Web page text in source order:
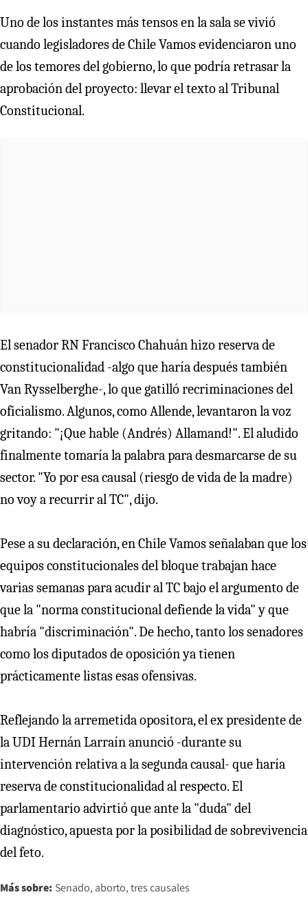
Uno de los instantes más tensos en la sala se vivió
cuando legisladores de Chile Vamos evidenciaron uno
de los temores del gobierno, lo que podría retrasar la
aprobación del proyecto: llevar el texto al Tribunal
Constitucional.
El senador RN Francisco Chahuán hizo reserva de
constitucionalidad -algo que haría después también
Van Rysselberghe-, lo que gatilló recriminaciones del
oficialismo. Algunos, como Allende, levantaron la voz
gritando: "¡Que hable (Andrés) Allamand!". El aludido
finalmente tomaría la palabra para desmarcarse de su
sector. "Yo por esa causal (riesgo de vida de la madre)
no voy a recurrir al TC", dijo.
Pese a su declaración, en Chile Vamos señalaban que los
equipos constitucionales del bloque trabajan hace
varias semanas para acudir al TC bajo el argumento de
que la "norma constitucional defiende la vida" y que
habría "discriminación". De hecho, tanto los senadores
como los diputados de oposición ya tienen
prácticamente listas esas ofensivas.
Reflejando la arremetida opositora, el ex presidente de
la UDI Hernán Larraín anunció -durante su
intervención relativa a la segunda causal- que haría
reserva de constitucionalidad al respecto. El
parlamentario advirtió que ante la "duda" del
diagnóstico, apuesta por la posibilidad de sobrevivencia
del feto.
Más sobre: Senado aborto tres causales